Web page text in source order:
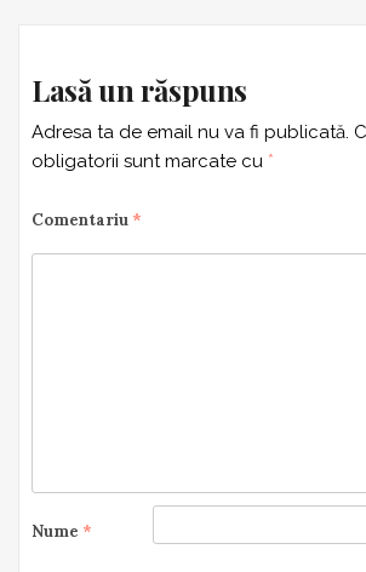
Lasă un răspuns
Adresa ta de email nu va fi publicată.
obligatorii sunt marcate cu *
Comentariu *
Nume *